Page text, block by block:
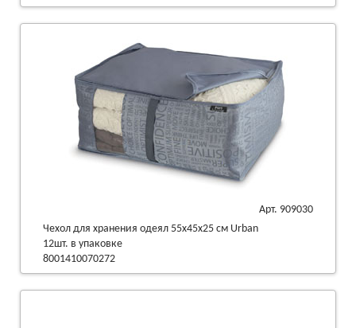
Арт. 909030
Чехол для хранения одеял 55х45х25 см Urban
12шт. в упаковке
8001410070272